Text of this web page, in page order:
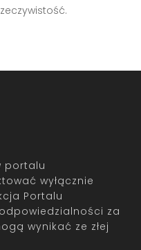
portalu
wyłącznie
Portalu
za
wynikać ze złej